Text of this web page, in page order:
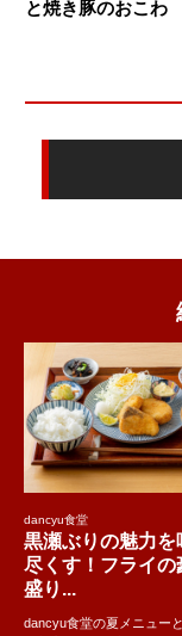
と焼き豚のおこわ
dancyu食堂
黒瀬ぶりの魅力を
尽くす！フライの
盛り...
dancyu食堂の夏メニュー